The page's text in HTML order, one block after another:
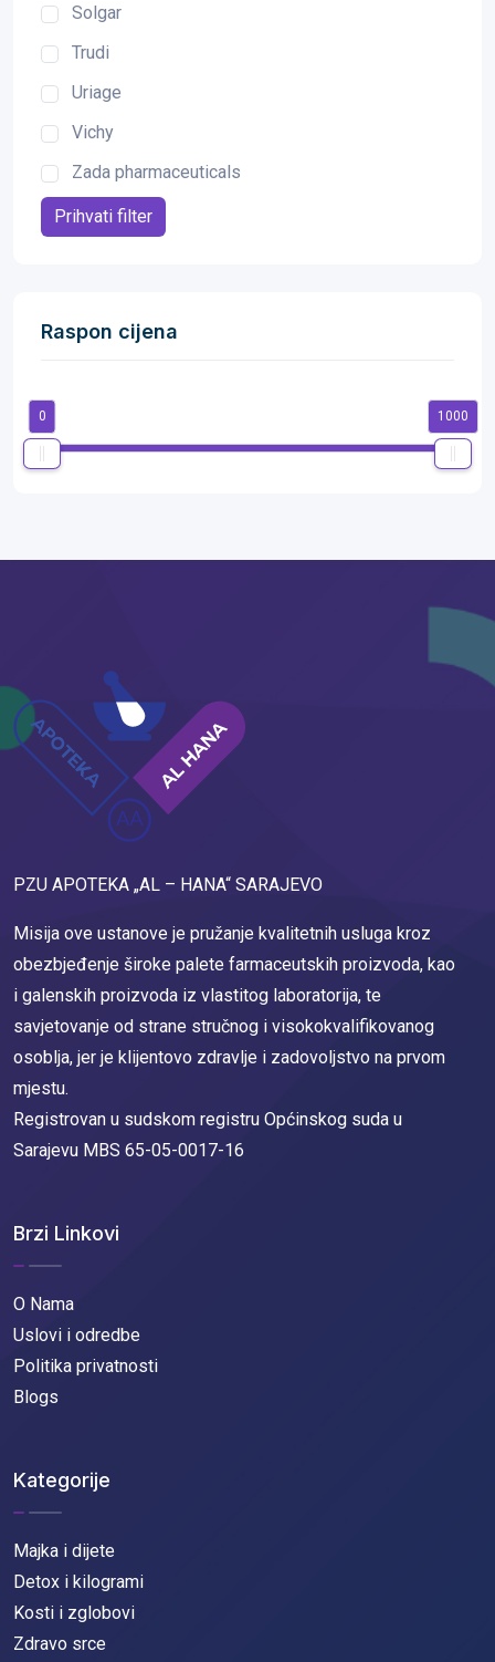
Solgar
Trudi
Uriage
Vichy
Zada pharmaceuticals
Prihvati filter
Raspon cijena
0 1000
PZU APOTEKA „AL – HANA“ SARAJEVO
Misija ove ustanove je pružanje kvalitetnih usluga kroz
obezbjeđenje široke palete farmaceutskih proizvoda, kao
i galenskih proizvoda iz vlastitog laboratorija, te
savjetovanje od strane stručnog i visokokvalifikovanog
osoblja, jer je klijentovo zdravlje i zadovoljstvo na prvom
mjestu.
Registrovan u sudskom registru Općinskog suda u
Sarajevu MBS 65-05-0017-16
Brzi Linkovi
O Nama
Uslovi i odredbe
Politika privatnosti
Blogs
Kategorije
Majka i dijete
Detox i kilogrami
Kosti i zglobovi
Zdravo srce